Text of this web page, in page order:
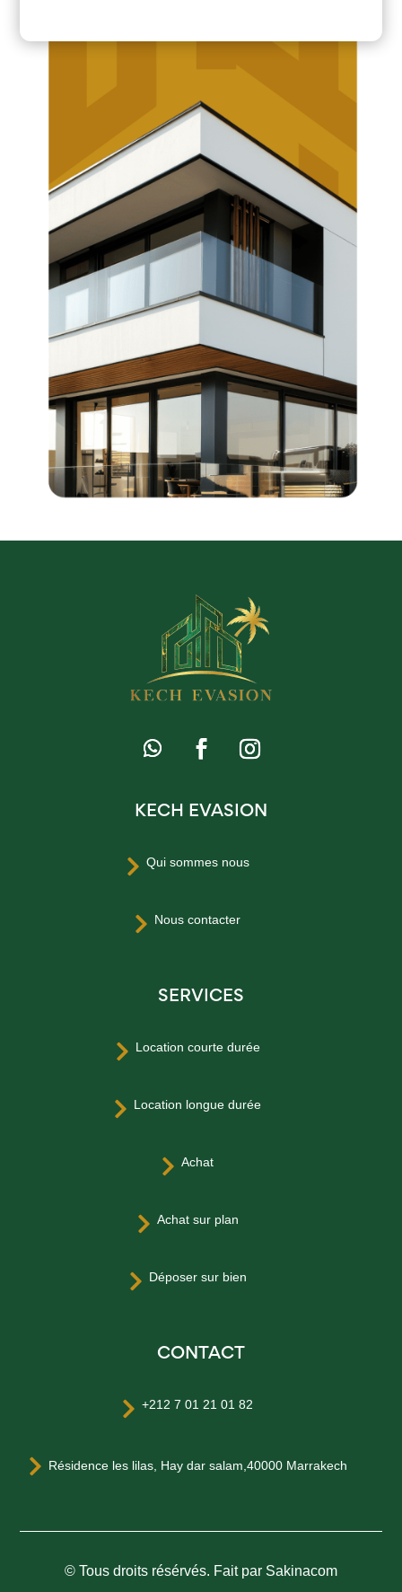
KECH EVASION
 Qui sommes nous
 Nous contacter
SERVICES
 Location courte durée
 Location longue durée
 Achat
 Achat sur plan
 Déposer sur bien
CONTACT
 +212 7 01 21 01 82
 Résidence les lilas, Hay dar salam,40000 Marrakech
© Tous droits résérvés. Fait par Sakinacom